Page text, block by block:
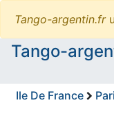
Tango-argentin.fr
Tango-
Ile De France